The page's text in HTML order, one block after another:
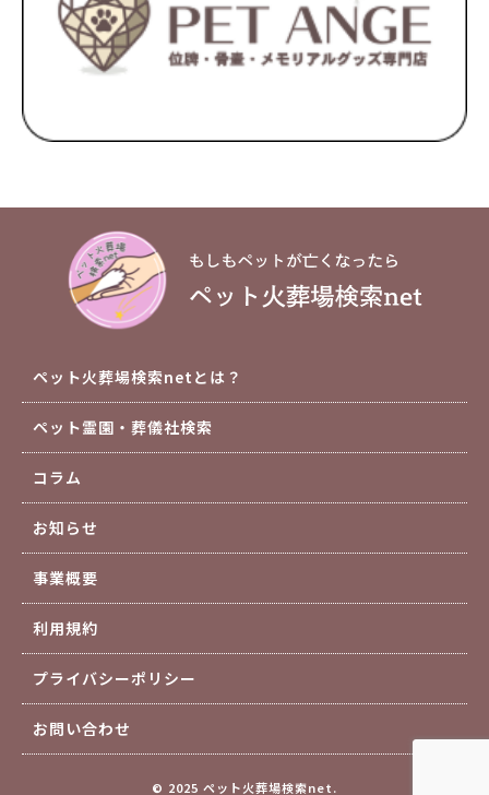
ペット火葬場検索netとは？
ペット霊園・葬儀社検索
コラム
お知らせ
事業概要
利用規約
プライバシーポリシー
お問い合わせ
© 2025 ペット火葬場検索net.